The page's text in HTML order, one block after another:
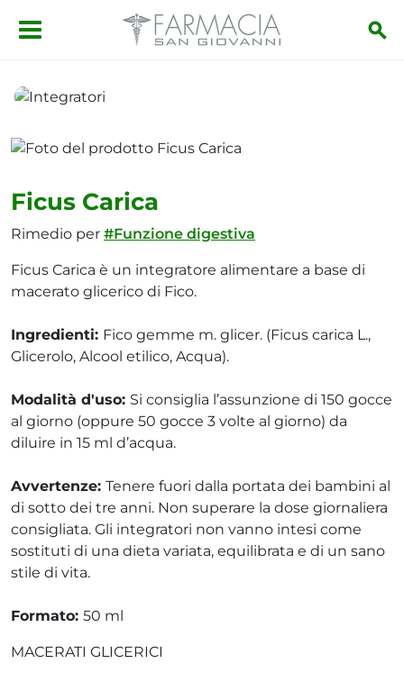
Salta al contenuto principale
Ficus Carica
Rimedio per #Funzione digestiva
Ficus Carica è un integratore alimentare a base di
macerato glicerico di Fico.
Ingredienti: Fico gemme m. glicer. (Ficus carica L.,
Glicerolo, Alcool etilico, Acqua).
Modalità d'uso: Si consiglia l’assunzione di 150 gocce
al giorno (oppure 50 gocce 3 volte al giorno) da
diluire in 15 ml d’acqua.
Avvertenze: Tenere fuori dalla portata dei bambini al
di sotto dei tre anni. Non superare la dose giornaliera
consigliata. Gli integratori non vanno intesi come
sostituti di una dieta variata, equilibrata e di un sano
stile di vita.
Formato: 50 ml
MACERATI GLICERICI